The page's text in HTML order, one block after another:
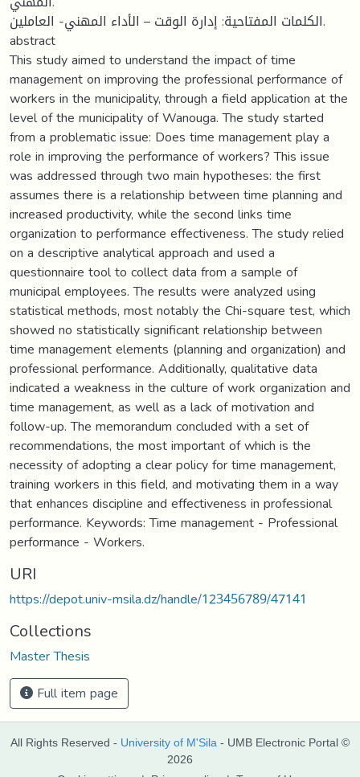
الكلمات المفتاحية: إدارة الوقت – الأداء المهني- العاملين.
abstract
This study aimed to understand the impact of time
management on improving the professional performance of
workers in the municipality, through a field application at the
level of the municipality of Wanouga. The study started
from a problematic issue: Does time management play a
role in improving the performance of workers? This issue
was addressed through two main hypotheses: the first
assumes there is a relationship between time planning and
increased productivity, while the second links time
organization to performance effectiveness. The study relied
on a descriptive analytical approach and used a
questionnaire tool to collect data from a sample of
municipal employees. The results were analyzed using
statistical methods, most notably the Chi-square test, which
showed no statistically significant relationship between
time management elements (planning and organization) and
professional performance. Additionally, qualitative data
indicated a weakness in the culture of work organization and
time management, as well as a lack of motivation and
follow-up. The memorandum concluded with a set of
recommendations, the most important of which is the
necessity of adopting a clear policy for time management,
training workers in this field, and motivating them in a way
that enhances discipline and effectiveness in professional
performance. Keywords: Time management - Professional
performance - Workers.
URI
https://depot.univ-msila.dz/handle/123456789/47141
Collections
Master Thesis
Full item page
All Rights Reserved - University of M'Sila - UMB Electronic Portal ©
2026